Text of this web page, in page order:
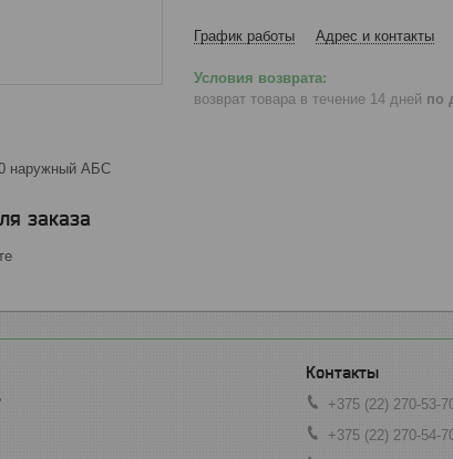
График работы Адрес и контакты
возврат товара в течение 14 дней по
наружный АБС
заказа
+375 (22) 270-53-
+375 (22) 270-54-